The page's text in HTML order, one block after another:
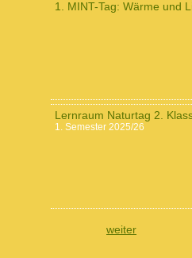
1. MINT-Tag: Wärme und
Lernraum Naturtag 2.
1. Semester 2025/26
weiter